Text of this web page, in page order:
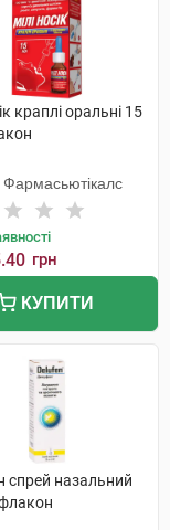
краплі оральні 15
Фармасьютікалс
грн
КУПИТИ
спрей назальний